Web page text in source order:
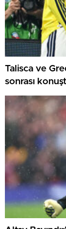
Talisca ve
sonrası